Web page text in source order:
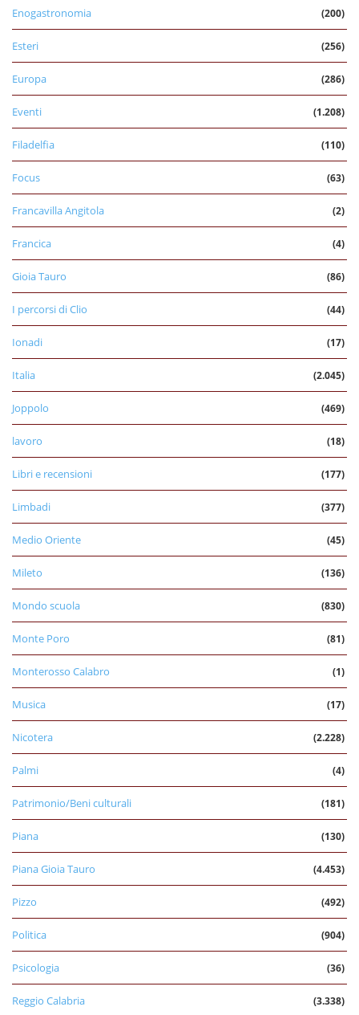
Enogastronomia (200)
Esteri (256)
Europa (286)
Eventi (1.208)
Filadelfia (110)
Focus (63)
Francavilla Angitola (2)
Francica (4)
Gioia Tauro (86)
I percorsi di Clio (44)
Ionadi (17)
Italia (2.045)
Joppolo (469)
lavoro (18)
Libri e recensioni (177)
Limbadi (377)
Medio Oriente (45)
Mileto (136)
Mondo scuola (830)
Monte Poro (81)
Monterosso Calabro (1)
Musica (17)
Nicotera (2.228)
Palmi (4)
Patrimonio/Beni culturali (181)
Piana (130)
Piana Gioia Tauro (4.453)
Pizzo (492)
Politica (904)
Psicologia (36)
Reggio Calabria (3.338)